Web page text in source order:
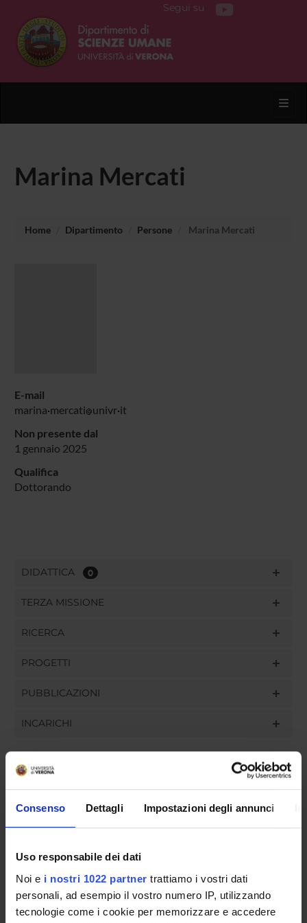
Consenso Dettagli Impostazioni degli annunci
Uso responsabile dei dati
Noi e i nostri 1022 partner trattiamo i vostri dati
personali, ad esempio il vostro numero IP, utilizzando
tecnologie come i cookie per memorizzare e accedere
Segui su
Marina Mercati
Home Dipartimento Persone Marina Mercati
E-mail
marina mercati univr it
Non presente dal
1 gennaio 2025
Qualifica
Dottorando
DIDATTICA 0
TERZA MISSIONE
RICERCA
PROGETTI
PUBBLICAZIONI
INCARICHI
GOVERNANCE
COMMISSIONI
UFFICI E STRUTTURE DI SERVIZIO
SERVIZI DI SEGRETERIA STUDENTI